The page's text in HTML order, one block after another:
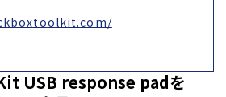
USB response padを